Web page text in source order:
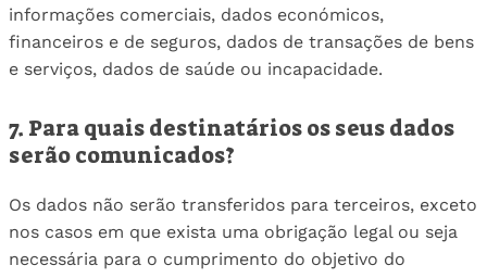
informações comerciais, dados económicos,
financeiros e de seguros, dados de transações de bens
e serviços, dados de saúde ou incapacidade.
7. Para quais destinatários os seus dados
serão comunicados?
Os dados não serão transferidos para terceiros, exceto
nos casos em que exista uma obrigação legal ou seja
necessária para o cumprimento do objetivo do